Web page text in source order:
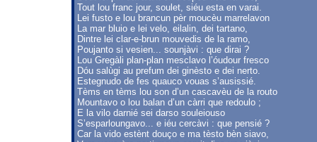
Tout lou franc jour, soulet, siéu esta en varai.
Lei fusto e lou brancun pèr moucèu marrelavon
La mar bluio e lei velo, eilalin, dei tartano,
Dintre lei clar-e-brun mouvedis de la ramo,
Poujanto si vesien... sounjàvi : que dirai ?
Lou Gregàli plan-plan mesclavo l’óudour fresco
Dóu salùgi au prefum dei ginèsto e dei nerto.
Estegnudo de fes quauco vouas s’ausissié.
Tèms en tèms lou son d’un cascavèu de la routo
Mountavo o lou balan d’un càrri que redoulo ;
E la vilo darnié sei darso souleiouso
S’esparloungavo... e iéu cercàvi : que pensié ?
Car la vido estènt douço e ma tèsto bèn siavo,